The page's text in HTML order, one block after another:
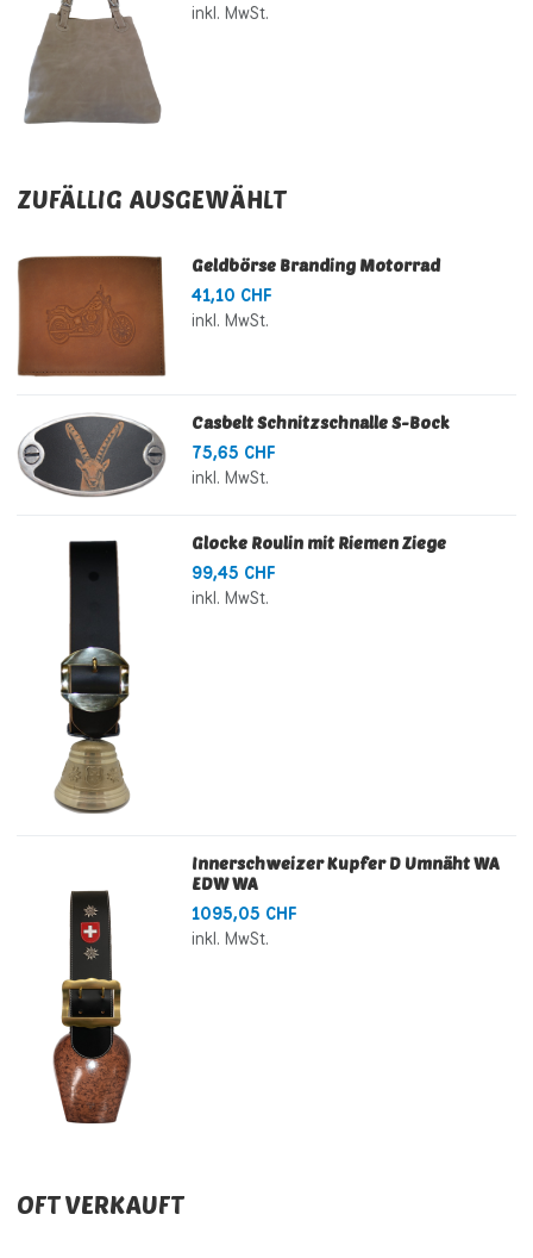
inkl. MwSt.
ZUFÄLLIG AUSGEWÄHLT
Geldbörse Branding Motorrad
41,10 CHF
inkl. MwSt.
Casbelt Schnitzschnalle S-Bock
75,65 CHF
inkl. MwSt.
Glocke Roulin mit Riemen Ziege
99,45 CHF
inkl. MwSt.
Innerschweizer Kupfer D Umnäht WA
EDW WA
1095,05 CHF
inkl. MwSt.
OFT VERKAUFT